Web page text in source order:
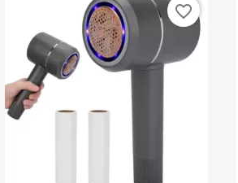
favorite_border